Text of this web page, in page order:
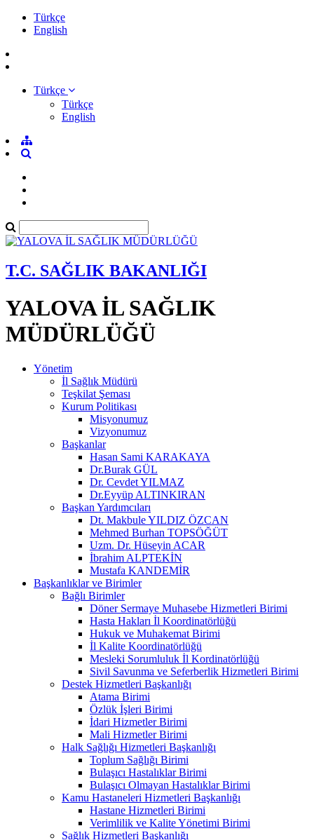
Türkçe
English
Türkçe
Türkçe
English
T.C. SAĞLIK BAKANLIĞI
YALOVA İL SAĞLIK
MÜDÜRLÜĞÜ
Yönetim
İl Sağlık Müdürü
Teşkilat Şeması
Kurum Politikası
Misyonumuz
Vizyonumuz
Başkanlar
Hasan Sami KARAKAYA
Dr.Burak GÜL
Dr. Cevdet YILMAZ
Dr.Eyyüp ALTINKIRAN
Başkan Yardımcıları
Dt. Makbule YILDIZ ÖZCAN
Mehmed Burhan TOPSÖĞÜT
Uzm. Dr. Hüseyin ACAR
İbrahim ALPTEKİN
Mustafa KANDEMİR
Başkanlıklar ve Birimler
Bağlı Birimler
Döner Sermaye Muhasebe Hizmetleri Birimi
Hasta Hakları İl Koordinatörlüğü
Hukuk ve Muhakemat Birimi
İl Kalite Koordinatörlüğü
Mesleki Sorumluluk İl Kordinatörlüğü
Sivil Savunma ve Seferberlik Hizmetleri Birimi
Destek Hizmetleri Başkanlığı
Atama Birimi
Özlük İşleri Birimi
İdari Hizmetler Birimi
Mali Hizmetler Birimi
Halk Sağlığı Hizmetleri Başkanlığı
Toplum Sağlığı Birimi
Bulaşıcı Hastalıklar Birimi
Bulaşıcı Olmayan Hastalıklar Birimi
Kamu Hastaneleri Hizmetleri Başkanlığı
Hastane Hizmetleri Birimi
Verimlilik ve Kalite Yönetimi Birimi
Sağlık Hizmetleri Başkanlığı